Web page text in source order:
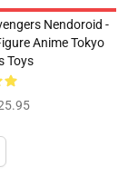
Nendoroid -
Anime Tokyo
Toys